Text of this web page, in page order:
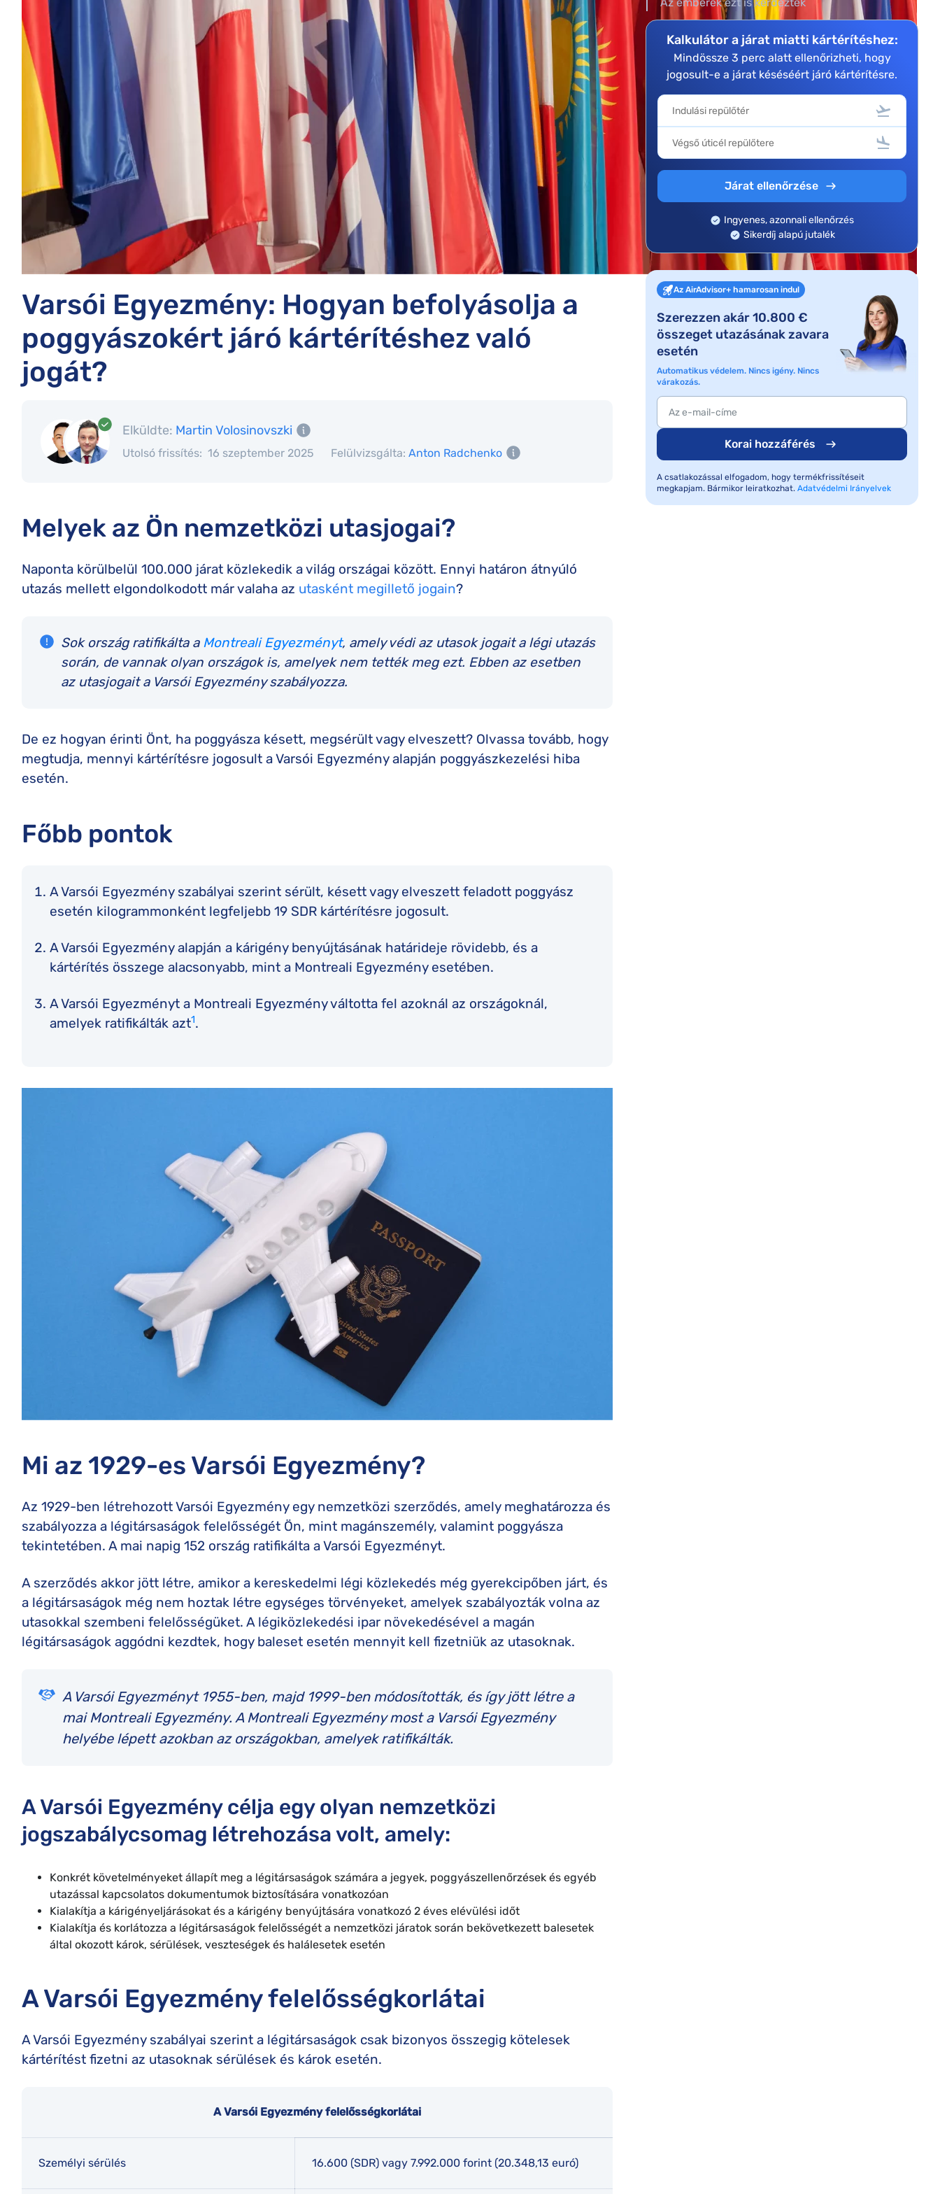
SunExpress kártérítés
Smartwings kártérítés
Varsói Egyezmény: Hogyan befolyásolja a
poggyászokért járó kártérítéshez való
jogát?
Elküldte: Martin Volosinovszki
Utolsó frissítés: 16 szeptember 2025 Felülvizsgálta: Anton Radchenko
Melyek az Ön nemzetközi utasjogai?
Naponta körülbelül 100.000 járat közlekedik a világ országai között. Ennyi határon átnyúló
utazás mellett elgondolkodott már valaha az utasként megillető jogain?
Sok ország ratifikálta a Montreali Egyezményt, amely védi az utasok jogait a légi utazás
során, de vannak olyan országok is, amelyek nem tették meg ezt. Ebben az esetben
az utasjogait a Varsói Egyezmény szabályozza.
De ez hogyan érinti Önt, ha poggyásza késett, megsérült vagy elveszett? Olvassa tovább, hogy
megtudja, mennyi kártérítésre jogosult a Varsói Egyezmény alapján poggyászkezelési hiba
esetén.
Főbb pontok
A Varsói Egyezmény szabályai szerint sérült, késett vagy elveszett feladott poggyász
esetén kilogrammonként legfeljebb 19 SDR kártérítésre jogosult.
A Varsói Egyezmény alapján a kárigény benyújtásának határideje rövidebb, és a
kártérítés összege alacsonyabb, mint a Montreali Egyezmény esetében.
A Varsói Egyezményt a Montreali Egyezmény váltotta fel azoknál az országoknál,
amelyek ratifikálták azt1.
Mi az 1929-es Varsói Egyezmény?
Az 1929-ben létrehozott Varsói Egyezmény egy nemzetközi szerződés, amely meghatározza és
szabályozza a légitársaságok felelősségét Ön, mint magánszemély, valamint poggyásza
tekintetében. A mai napig 152 ország ratifikálta a Varsói Egyezményt.
A szerződés akkor jött létre, amikor a kereskedelmi légi közlekedés még gyerekcipőben járt, és
a légitársaságok még nem hoztak létre egységes törvényeket, amelyek szabályozták volna az
utasokkal szembeni felelősségüket. A légiközlekedési ipar növekedésével a magán
légitársaságok aggódni kezdtek, hogy baleset esetén mennyit kell fizetniük az utasoknak.
A Varsói Egyezményt 1955-ben, majd 1999-ben módosították, és így jött létre a
mai Montreali Egyezmény. A Montreali Egyezmény most a Varsói Egyezmény
helyébe lépett azokban az országokban, amelyek ratifikálták.
A Varsói Egyezmény célja egy olyan nemzetközi
jogszabálycsomag létrehozása volt, amely:
Konkrét követelményeket állapít meg a légitársaságok számára a jegyek, poggyászellenőrzések és egyéb
utazással kapcsolatos dokumentumok biztosítására vonatkozóan
Kialakítja a kárigényeljárásokat és a kárigény benyújtására vonatkozó 2 éves elévülési időt
Kialakítja és korlátozza a légitársaságok felelősségét a nemzetközi járatok során bekövetkezett balesetek
által okozott károk, sérülések, veszteségek és halálesetek esetén
A Varsói Egyezmény felelősségkorlátai
A Varsói Egyezmény szabályai szerint a légitársaságok csak bizonyos összegig kötelesek
kártérítést fizetni az utasoknak sérülések és károk esetén.
A Varsói Egyezmény felelősségkorlátai
Személyi sérülés 16.600 (SDR) vagy 7.992.000 forint (20.348,13 euró)
Kalkulátor a járat miatti kártérítéshez:
Mindössze 3 perc alatt ellenőrizheti, hogy
jogosult-e a járat késéséért járó kártérítésre.
Járat ellenőrzése
Ingyenes, azonnali ellenőrzés
Sikerdíj alapú jutalék
Az AirAdvisor+ hamarosan indul
Szerezzen akár 10.800 €
összeget utazásának zavara
esetén
Automatikus védelem. Nincs igény. Nincs
várakozás.
Korai hozzáférés
A csatlakozással elfogadom, hogy termékfrissítéseit
megkapjam. Bármikor leiratkozhat. Adatvédelmi Irányelvek